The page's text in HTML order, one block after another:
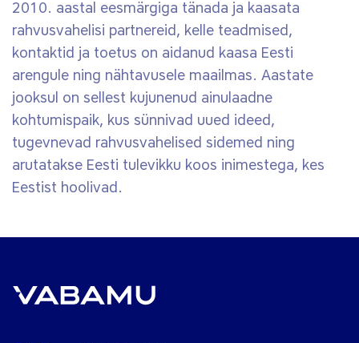
2010. aastal eesmärgiga tänada ja kaasata
rahvusvahelisi partnereid, kelle teadmised,
kontaktid ja toetus on aidanud kaasa Eesti
arengule ning nähtavusele maailmas. Aastate
jooksul on sellest kujunenud ainulaadne
kohtumispaik, kus sünnivad uued ideed,
tugevnevad rahvusvahelised sidemed ning
arutatakse Eesti tulevikku koos inimestega, kes
Eestist hoolivad.